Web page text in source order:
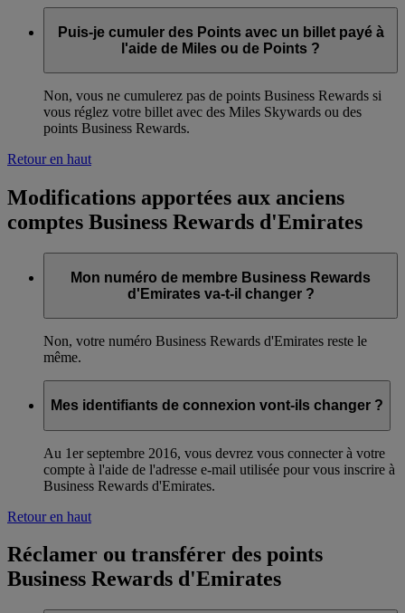
Puis-je cumuler des Points avec un billet payé à
l'aide de Miles ou de Points ?
Non, vous ne cumulerez pas de points Business Rewards si
vous réglez votre billet avec des Miles Skywards ou des
points Business Rewards.
Retour en haut
Modifications apportées aux anciens
comptes Business Rewards d'Emirates
Mon numéro de membre Business Rewards
d'Emirates va-t-il changer ?
Non, votre numéro Business Rewards d'Emirates reste le
même.
Mes identifiants de connexion vont-ils changer ?
Au 1er septembre 2016, vous devrez vous connecter à votre
compte à l'aide de l'adresse e-mail utilisée pour vous inscrire à
Business Rewards d'Emirates.
Retour en haut
Réclamer ou transférer des points
Business Rewards d'Emirates